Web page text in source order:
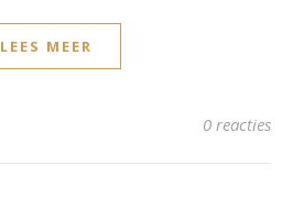
LEES MEER
0 reacties